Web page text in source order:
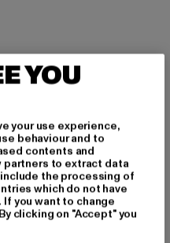
Baumwolle
|info@tbint.de
64372 Ober-Ramstadt |
YOU
your use experience,
behaviour and to
contents and
partners to extract data
the processing of
which do not have
you want to change
clicking on "Accept" you